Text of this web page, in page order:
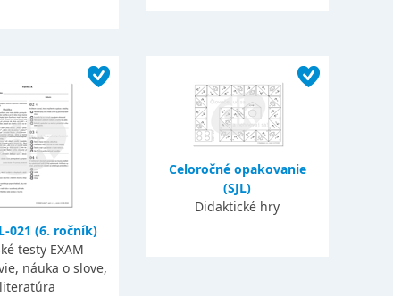
021 (6. ročník)
testy EXAM
náuka o slove,
literatúra
Celoročné opakovanie
(SJL)
Didaktické hry